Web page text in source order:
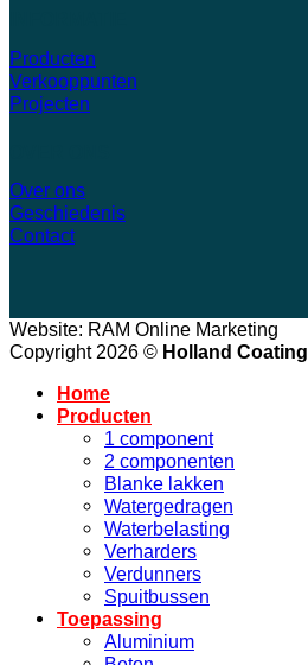
Producten
Verkooppunten
Projecten
Over ons
Geschiedenis
Contact
Website: RAM Online Marketing
Copyright 2026 © Holland Coating
Home
Producten
1 component
2 componenten
Blanke lakken
Watergedragen
Waterbelasting
Verharders
Verdunners
Spuitbussen
Toepassing
Aluminium